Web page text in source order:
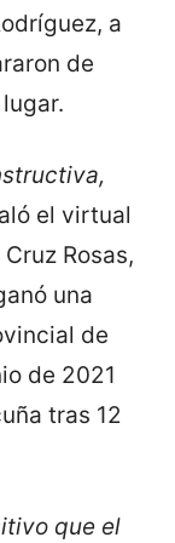
a
de
el virtual
Rosas,
una
de
de 2021
tras 12
que el